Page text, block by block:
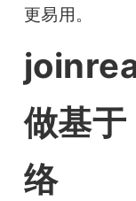
更易用。
做基于
络